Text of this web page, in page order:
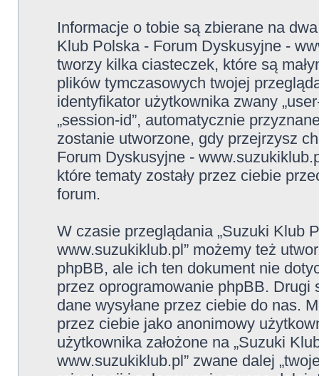
Informacje o tobie są zbierane na
Klub Polska - Forum Dyskusyjne -
tworzy kilka ciasteczek, które są
plików tymczasowych twojej
identyfikator użytkownika zwany
„session-id”, automatycznie
zostanie utworzone, gdy przejrzysz
Forum Dyskusyjne -
które tematy zostały przez ciebie
forum.
W czasie przeglądania „Suzuki Klub
www.suzukiklub.pl” możemy też
phpBB, ale ich ten dokument nie
przez oprogramowanie phpBB.
dane wysyłane przez ciebie do nas.
przez ciebie jako anonimowy
użytkownika założone na „Suzuki
www.suzukiklub.pl” zwane dalej